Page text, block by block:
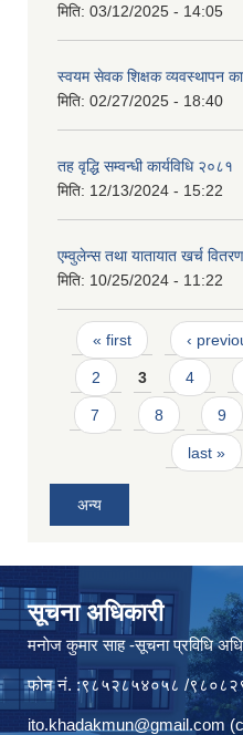
मिति: 03/12/2025 - 14:05
स्वयम सेवक शिक्षक व्यवस्थापन
मिति: 02/27/2025 - 18:40
तह वृद्धि सम्वन्धी कार्यविधि २०८१
मिति: 12/13/2024 - 15:22
एम्वुलेन्स तथा यातायात खर्च
मिति: 10/25/2024 - 11:22
Pages
« first ‹
2 3 4
7 8 9
last »
अन्य
सूचना अधिकारी
मनाेज कुमार साह -सूचना प्रविधि
फोन नं. :९८५२८५४०५८ /
ito.khadakmun@gmail.com